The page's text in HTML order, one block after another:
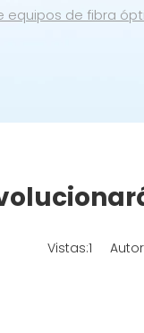
equipos de fibra
Vistas:1